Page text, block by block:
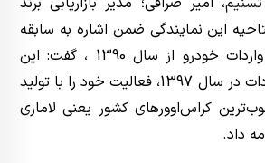
این نمایندگی ضمن اشاره به سابقه
گروه آرین در حوزه واردات خودرو از سال 1390 ، گفت: این
شرکت پس از لغو واردات در سال 1397، فعالیت خود را با تولید
کراس‌اوورهای کشور یعنی لاماری